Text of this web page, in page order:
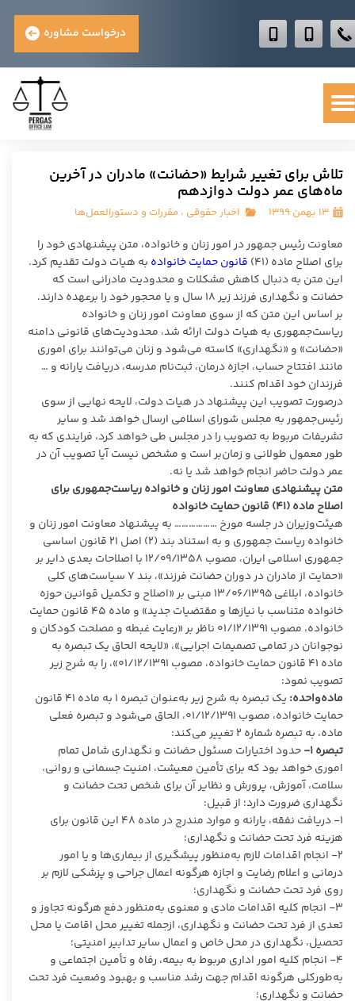
درخواست مشاوره
تلاش برای تغییر شرایط «حضانت» مادران در آخرین
ماه‌های عمر دولت دوازدهم
۱۳ بهمن ۱۳۹۹ اخبار حقوقی ، مقررات و دستورالعمل‌ها
معاونت رئیس جمهور در امور زنان و خانواده، متن پیشنهادی خود را
برای اصلاح ماده (۴۱)
قانون حمایت خانواده به هیات دولت تقدیم کرد.
این متن به دنبال کاهش مشکلات و محدودیت مادرانی است که
حضانت و نگهداری فرزند زیر ۱۸ سال و یا محجور خود را برعهده دارند.
بر اساس این متن که از سوی معاونت امور زنان و خانواده
ریاست‌جمهوری به هیات دولت ارائه شد، محدودیت‌های قانونی دامنه
«حضانت» و «نگهداری» کاسته می‌شود و زنان می‌توانند برای اموری
مانند افتتاح حساب، اجازه درمان، ثبت‌نام مدرسه، دریافت یارانه و …
فرزندان خود اقدام کنند.
درصورت تصویب این پیشنهاد در هیات دولت، لایحه نهایی از سوی
رئیس‌جمهور به مجلس شورای اسلامی ارسال خواهد شد و سایر
تشریفات مربوط به تصویب را در مجلس طی خواهد کرد، فرایندی که به
طور معمول طولانی و زمان‌بر است و مشخص نیست آیا تصویب آن در
عمر دولت حاضر انجام خواهد شد یا نه.
متن پیشنهادی معاونت امور زنان و خانواده ریاست‌جمهوری برای
اصلاح ماده (۴۱) قانون حمایت خانواده
هیئت‌وزیران در جلسه مورخ ……………… به پیشنهاد معاونت امور زنان و
خانواده ریاست جمهوری و به استناد بند (۲) اصل ۲۱ قانون اساسی
جمهوری اسلامی ایران، مصوب ۱۲/۰۹/۱۳۵۸ با اصلاحات بعدی دایر بر
«حمایت از مادران در دوران حضانت فرزند»، بند ۷ سیاست‌های کلی
خانواده، ابلاغی ۱۳/۰۶/۱۳۹۵ مبنی بر «اصلاح و تکمیل قوانین حوزه
خانواده متناسب با نیازها و مقتضیات جدید» و ماده ۴۵ قانون حمایت
خانواده، مصوب ۰۱/۱۲/۱۳۹۱ ناظر بر «رعایت غبطه و مصلحت کودکان و
نوجوانان در تمامی تصمیمات اجرایی»، «لایحه الحاق یک تبصره به
ماده ۴۱ قانون حمایت خانواده، مصوب ۰۱/۱۲/۱۳۹۱»، را به شرح زیر
تصویب نمود:
ماده‌واحده:
یک تبصره به شرح زیر به‌عنوان تبصره ۱ به ماده ۴۱ قانون
حمایت خانواده، مصوب ۰۱/۱۲/۱۳۹۱، الحاق می‌شود و تبصره فعلی
ماده، به تبصره شماره ۲ تغییر می‌کند:
تبصره۱- حدود اختیارات مسئول حضانت و نگهداری شامل تمام
اموری خواهد بود که برای تأمین معیشت، امنیت جسمانی و روانی،
سلامت، آموزش، پرورش و نظایر آن برای شخص تحت حضانت و
نگهداری ضرورت دارد؛ از قبیل:
۱- دریافت نفقه، یارانه و موارد مندرج در ماده ۴۸ این قانون برای
هزینه فرد تحت حضانت و نگهداری؛
۲- انجام اقدامات لازم به‌منظور پیشگیری از بیماری‌ها و یا امور
درمانی و اعلام رضایت و اجازه هرگونه اعمال جراحی و پزشکی لازم بر
روی فرد تحت حضانت و نگهداری؛
۳- انجام کلیه اقدامات مادی و معنوی به‌منظور دفع هرگونه تجاوز و
تعدی از فرد تحت حضانت و نگهداری، ازجمله تغییر محل اقامت یا محل
تحصیل، نگهداری در محل خاص و اعمال سایر تدابیر امنیتی؛
۴- انجام کلیه امور اداری مربوط به بیمه، رفاه و تأمین اجتماعی و
به‌طورکلی هرگونه اقدام جهت رشد مناسب و بهبود وضعیت فرد تحت
حضانت و نگهداری؛